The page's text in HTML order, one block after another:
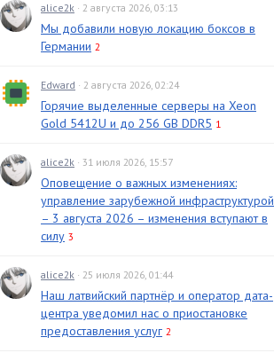
alice2k · 2 августа 2026, 03:13
Мы добавили новую локацию боксов в
Германии 2
Edward · 2 августа 2026, 02:24
Горячие выделенные серверы на Xeon
Gold 5412U и до 256 GB DDR5 1
alice2k · 31 июля 2026, 15:57
Оповещение о важных изменениях:
управление зарубежной инфраструктурой
– 3 августа 2026 – изменения вступают в
силу 3
alice2k · 25 июля 2026, 01:44
Наш латвийский партнёр и оператор дата-
центра уведомил нас о приостановке
предоставления услуг 2